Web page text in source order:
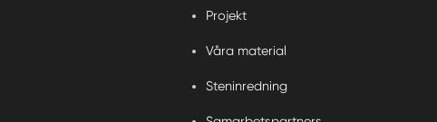
Projekt
Våra material
Steninredning